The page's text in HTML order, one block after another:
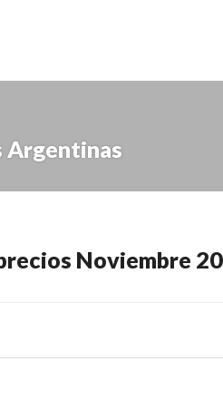
Argentinas
Noviembre